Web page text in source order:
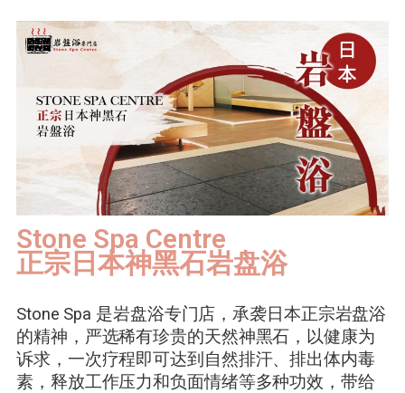
Stone Spa Centre
正宗日本神黑石岩盘浴
Stone Spa 是岩盘浴专门店，承袭日本正宗岩盘浴
的精神，严选稀有珍贵的天然神黑石，以健康为
诉求，一次疗程即可达到自然排汗、排出体内毒
素，释放工作压力和负面情绪等多种功效，带给